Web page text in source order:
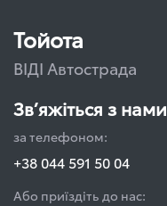
Тойота
ВІДІ Автострада
Зв’яжіться з нами
за телефоном:
+38 044 591 50 04
Або приїздіть до нас: